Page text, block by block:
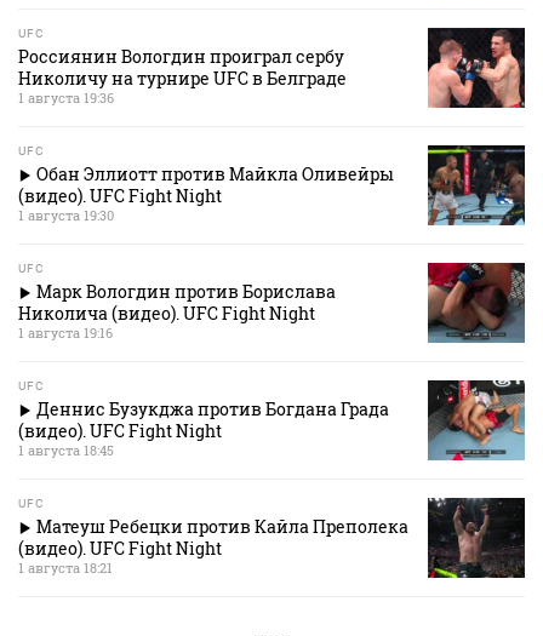
UFC
Россиянин Вологдин проиграл сербу
Николичу на турнире UFC в Белграде
1 августа 19:36
UFC
Обан Эллиотт против Майкла Оливейры
(видео). UFC Fight Night
1 августа 19:30
UFC
Марк Вологдин против Борислава
Николича (видео). UFC Fight Night
1 августа 19:16
UFC
Деннис Бузукджа против Богдана Града
(видео). UFC Fight Night
1 августа 18:45
UFC
Матеуш Ребецки против Кайла Преполека
(видео). UFC Fight Night
1 августа 18:21